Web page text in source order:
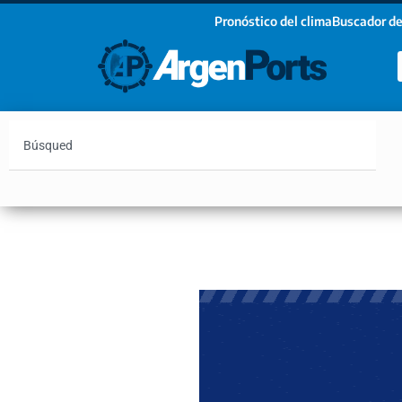
Pronóstico del climaBuscador
¡Sumate a nuestro Newsletter!
Email
Estoy de acuerdo con las condiciones y políticas